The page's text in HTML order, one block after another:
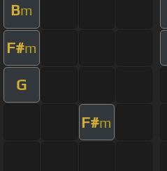
Bm
F#m
G
F#m